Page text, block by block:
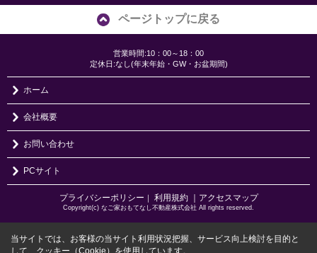
ページトップに戻る
営業時間:10：00～18：00
定休日:なし(年末年始・GW・お盆期間)
ホーム
会社概要
お問い合わせ
PCサイト
プライバシーポリシー ｜ 利用規約 ｜アクセスマップ
Copyright(c) なご家おもてなし不動産株式会社 All rights reserved.
当サイトでは、お客様の当サイト利用状況把握、サービス向上検討を目的と
して、クッキー（Cookie）を使用しています。